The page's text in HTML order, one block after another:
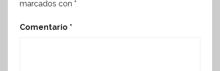
marcados con *
Comentario *